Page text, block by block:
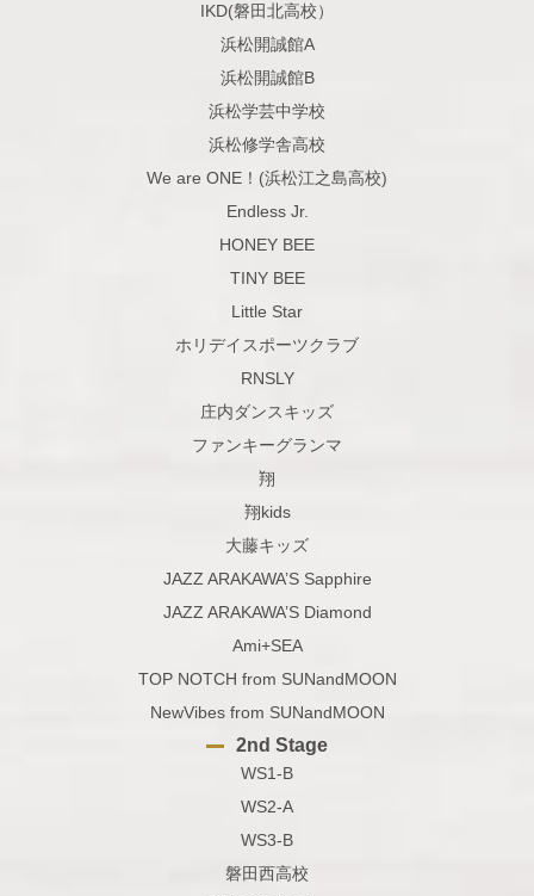
IKD(磐田北高校）
浜松開誠館A
浜松開誠館B
浜松学芸中学校
浜松修学舎高校
We are ONE！(浜松江之島高校)
Endless Jr.
HONEY BEE
TINY BEE
Little Star
ホリデイスポーツクラブ
RNSLY
庄内ダンスキッズ
ファンキーグランマ
翔
翔kids
大藤キッズ
JAZZ ARAKAWA’S Sapphire
JAZZ ARAKAWA’S Diamond
Ami+SEA
TOP NOTCH from SUNandMOON
NewVibes from SUNandMOON
2nd Stage
WS1-B
WS2-A
WS3-B
磐田西高校